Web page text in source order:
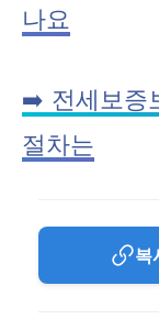
나요
➡️ 전세보증
절차는
복